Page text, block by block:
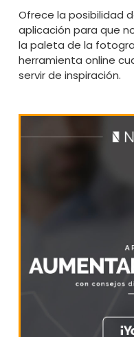
Ofrece la posibilidad
aplicación para que
la paleta de la
herramienta online
servir de inspiración.